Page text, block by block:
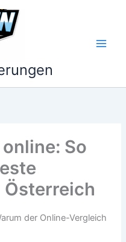
So
Österreich
der Online-Vergleich